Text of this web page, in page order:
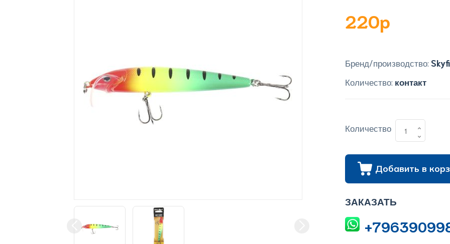
220p
Бренд/производство:
Количество: контакт
Количество
Добавить в
ЗАКАЗАТЬ